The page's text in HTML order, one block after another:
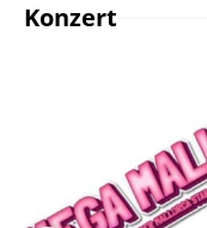
Konzert